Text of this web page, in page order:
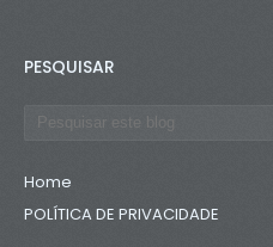
PESQUISAR
Home
POLÍTICA DE PRIVACIDADE